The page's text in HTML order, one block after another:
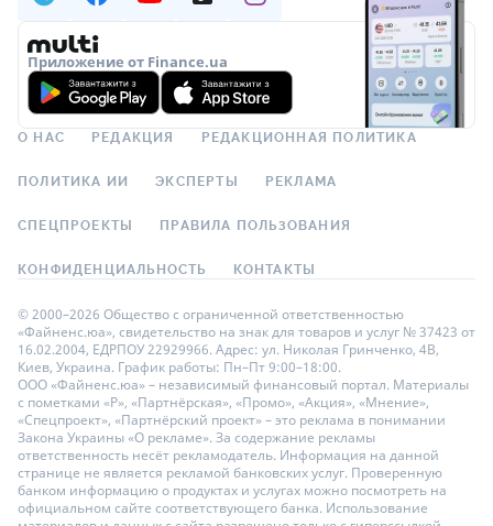
Приложение от Finance.ua
О НАС РЕДАКЦИЯ РЕДАКЦИОННАЯ ПОЛИТИКА
ПОЛИТИКА ИИ ЭКСПЕРТЫ РЕКЛАМА
СПЕЦПРОЕКТЫ ПРАВИЛА ПОЛЬЗОВАНИЯ
КОНФИДЕНЦИАЛЬНОСТЬ КОНТАКТЫ
© 2000–2026 Общество с ограниченной ответственностью
«Файненс.юа», свидетельство на знак для товаров и услуг № 37423 от
16.02.2004, ЕДРПОУ 22929966. Адрес: ул. Николая Гринченко, 4В,
Киев, Украина. График работы: Пн–Пт 9:00–18:00.
ООО «Файненс.юа» – независимый финансовый портал. Материалы
с пометками «Р», «Партнёрская», «Промо», «Акция», «Мнение»,
«Спецпроект», «Партнёрский проект» – это реклама в понимании
Закона Украины «О рекламе». За содержание рекламы
ответственность несёт рекламодатель. Информация на данной
странице не является рекламой банковских услуг. Проверенную
банком информацию о продуктах и услугах можно посмотреть на
официальном сайте соответствующего банка. Использование